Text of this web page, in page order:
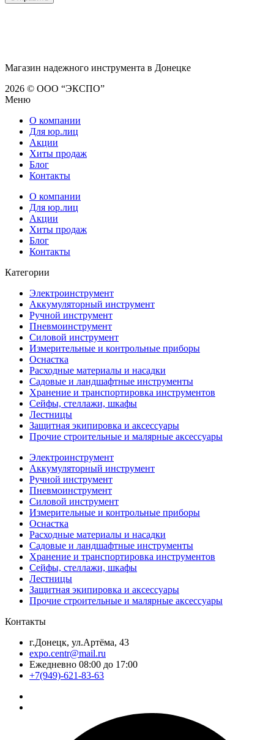
Магазин надежного инструмента в Донецке
2026 © ООО “ЭКСПО”
Меню
О компании
Для юр.лиц
Акции
Хиты продаж
Блог
Контакты
О компании
Для юр.лиц
Акции
Хиты продаж
Блог
Контакты
Категории
Электроинструмент
Аккумуляторный инструмент
Ручной инструмент
Пневмоинструмент
Силовой инструмент
Измерительные и контрольные приборы
Оснастка
Расходные материалы и насадки
Садовые и ландшафтные инструменты
Хранение и транспортировка инструментов
Сейфы, стеллажи, шкафы
Лестницы
Защитная экипировка и аксессуары
Прочие строительные и малярные аксессуары
Электроинструмент
Аккумуляторный инструмент
Ручной инструмент
Пневмоинструмент
Силовой инструмент
Измерительные и контрольные приборы
Оснастка
Расходные материалы и насадки
Садовые и ландшафтные инструменты
Хранение и транспортировка инструментов
Сейфы, стеллажи, шкафы
Лестницы
Защитная экипировка и аксессуары
Прочие строительные и малярные аксессуары
Контакты
г.Донецк, ул.Артёма, 43
expo.centr@mail.ru
Ежедневно 08:00 до 17:00
+7(949)-621-83-63